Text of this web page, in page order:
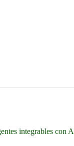
integrables con